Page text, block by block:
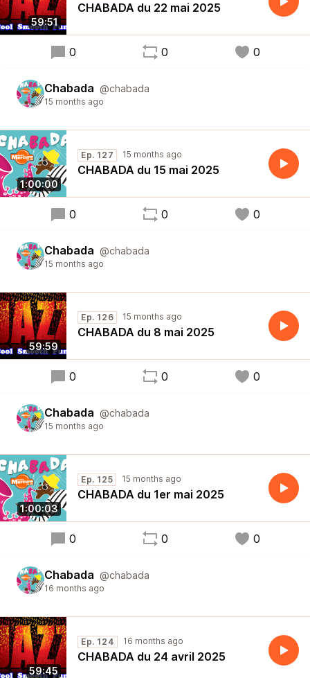
59:51
CHABADA du 22 mai 2025
0 0 0
Chabada @chabada
15 months ago
1:00:00
Ep. 127 15 months ago
CHABADA du 15 mai 2025
0 0 0
Chabada @chabada
15 months ago
59:59
Ep. 126 15 months ago
CHABADA du 8 mai 2025
0 0 0
Chabada @chabada
15 months ago
1:00:03
Ep. 125 15 months ago
CHABADA du 1er mai 2025
0 0 0
Chabada @chabada
16 months ago
59:45
Ep. 124 16 months ago
CHABADA du 24 avril 2025